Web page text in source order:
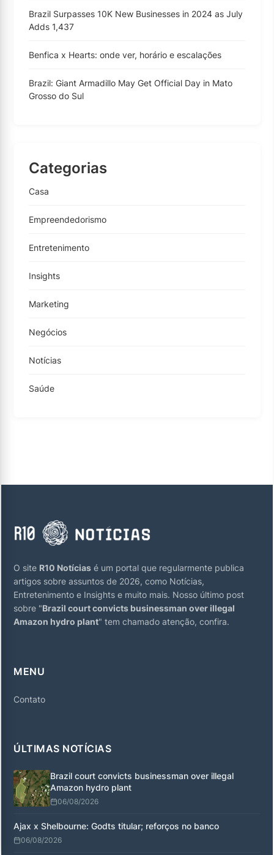
Brazil Surpasses 10K New Businesses in 2024 as July
Adds 1,437
Benfica x Hearts: onde ver, horário e escalações
Brazil: Giant Armadillo May Get Official Day in Mato
Grosso do Sul
Categorias
Casa
Empreendedorismo
Entretenimento
Insights
Marketing
Negócios
Notícias
Saúde
O site R10 Notícias é um portal que regularmente publica
artigos sobre assuntos de 2026, como Notícias,
Entretenimento e Insights e muito mais. Nosso último post
sobre "Brazil court convicts businessman over illegal
Amazon hydro plant" tem chamado atenção, confira.
MENU
Contato
ÚLTIMAS NOTÍCIAS
Brazil court convicts businessman over illegal
Amazon hydro plant
06/08/2026
Ajax x Shelbourne: Godts titular; reforços no banco
06/08/2026